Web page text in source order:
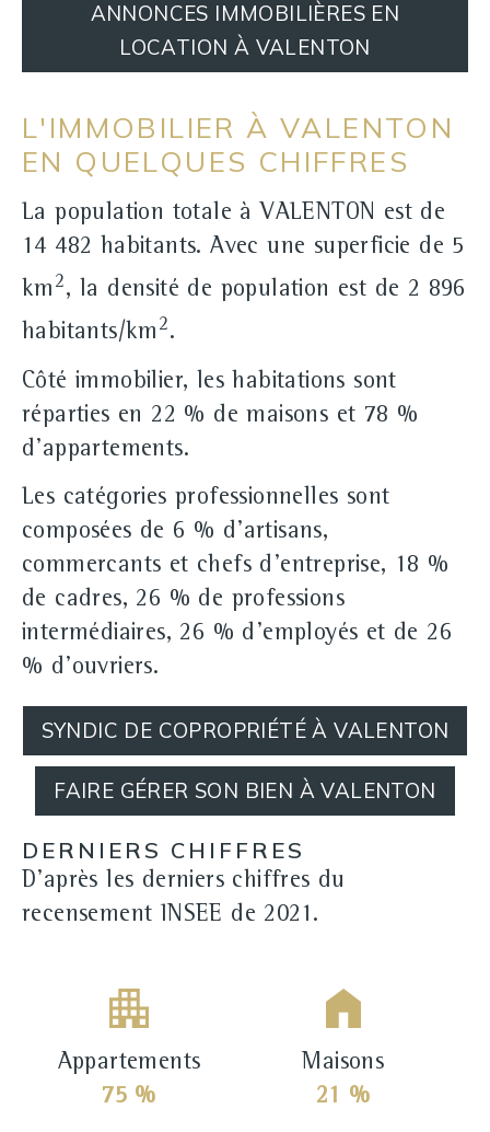
ANNONCES IMMOBILIÈRES EN
LOCATION À VALENTON
L'IMMOBILIER À VALENTON
EN QUELQUES CHIFFRES
La population totale à VALENTON est de
14 482 habitants. Avec une superficie de 5
km 2, la densité de population est de 2 896
habitants/km 2.
Côté immobilier, les habitations sont
réparties en 22 % de maisons et 78 %
d'appartements.
Les catégories professionnelles sont
composées de 6 % d'artisans,
commercants et chefs d'entreprise, 18 %
de cadres, 26 % de professions
intermédiaires, 26 % d'employés et de 26
% d'ouvriers.
SYNDIC DE COPROPRIÉTÉ À VALENTON
FAIRE GÉRER SON BIEN À VALENTON
DERNIERS CHIFFRES
D'après les derniers chiffres du
recensement INSEE de 2021.
Appartements
75 %
Maisons
21 %